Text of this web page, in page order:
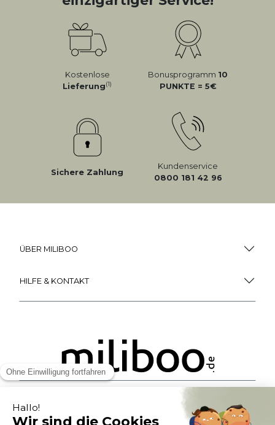
Kostenlose
Lieferung(1)
Bonusprogramm 10
PUNKTE = 5
Sichere Zahlung
Kundenservice
0800 181 42 96
ÜBER MILIBOO
HILFE & KONTAKT
ZAHLUNGSMÖGLICHKEITEN